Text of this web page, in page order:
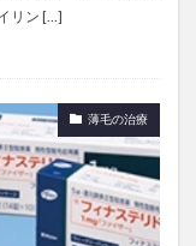
リン […]
薄毛の治療